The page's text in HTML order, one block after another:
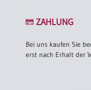
ZAHLUNG
Bei uns kaufen Sie
erst nach Erhalt der